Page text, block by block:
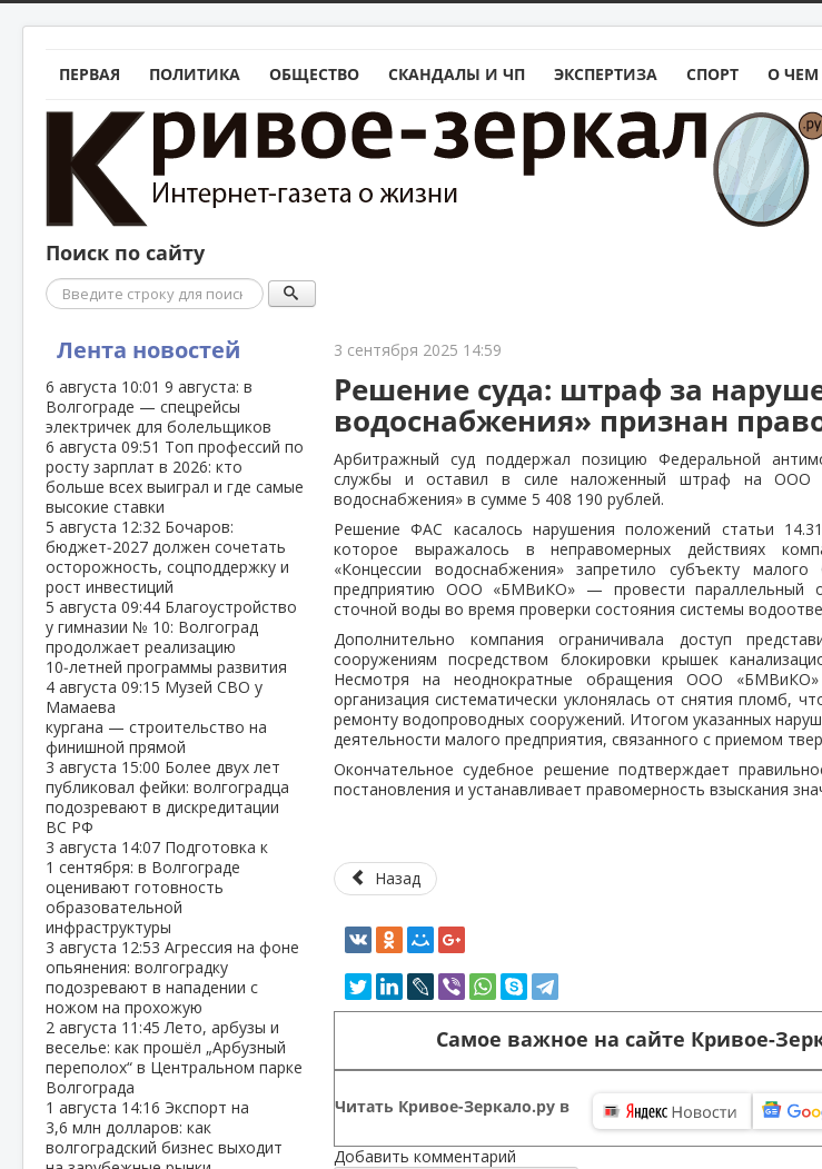
ПЕРВАЯ ПОЛИТИКА ОБЩЕСТВО СКАНДАЛЫ И ЧП ЭКСПЕРТИЗА СПОРТ О ЧЕМ
Поиск по сайту
Поиск
Лента новостей
6 августа 10:01 9 августа: в
Волгограде — спецрейсы
электричек для болельщиков
6 августа 09:51 Топ профессий по
росту зарплат в 2026: кто
больше всех выиграл и где самые
высокие ставки
5 августа 12:32 Бочаров:
бюджет‑2027 должен сочетать
осторожность, соцподдержку и
рост инвестиций
5 августа 09:44 Благоустройство
у гимназии № 10: Волгоград
продолжает реализацию
10‑летней программы развития
4 августа 09:15 Музей СВО у
Мамаева
кургана — строительство на
финишной прямой
3 августа 15:00 Более двух лет
публиковал фейки: волгоградца
подозревают в дискредитации
ВС РФ
3 августа 14:07 Подготовка к
1 сентября: в Волгограде
оценивают готовность
образовательной
инфраструктуры
3 августа 12:53 Агрессия на фоне
опьянения: волгоградку
подозревают в нападении с
ножом на прохожую
2 августа 11:45Лето, арбузы и
веселье: как прошёл „Арбузный
переполох“ в Центральном парке
Волгограда
1 августа 14:16 Экспорт на
3,6 млн долларов: как
волгоградский бизнес выходит
3 сентября 2025 14:59
Решение суда: штраф за
водоснабжения» признан
Арбитражный суд поддержал позицию Федеральной
службы и оставил в силе наложенный штраф на ООО
водоснабжения» в сумме 5 408 190 рублей.
Решение ФАС касалось нарушения положений статьи
которое выражалось в неправомерных действиях
«Концессии водоснабжения» запретило субъекту
предприятию ООО «БМВиКО» — провести параллельный
сточной воды во время проверки состояния системы
Дополнительно компания ограничивала доступ
сооружениям посредством блокировки крышек
Несмотря на неоднократные обращения ООО «БМВиКО»
организация систематически уклонялась от снятия пломб,
ремонту водопроводных сооружений. Итогом указанных
деятельности малого предприятия, связанного с приемом
Окончательное судебное решение подтверждает
постановления и устанавливает правомерность взыскания
Назад
Самое важное на сайте Кривое-
Читать Кривое-Зеркало.ру в
Добавить комментарий